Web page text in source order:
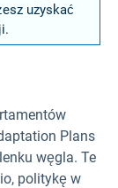
uzyskać
Plans
węgla. Te
politykę w